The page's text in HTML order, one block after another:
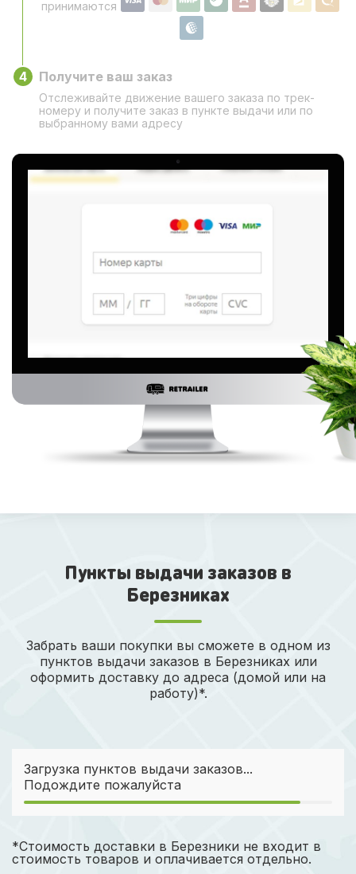
принимаются
4 Получите ваш заказ
Отслеживайте движение вашего заказа по трек-
номеру и получите заказ в пункте выдачи или по
выбранному вами адресу
Пункты выдачи заказов в
Березниках
Забрать ваши покупки вы сможете в одном из
пунктов выдачи заказов в Березниках или
оформить доставку до адреса (домой или на
работу)*.
Загрузка пунктов выдачи заказов...
Подождите пожалуйста
*Стоимость доставки в Березники не входит в
стоимость товаров и оплачивается отдельно.